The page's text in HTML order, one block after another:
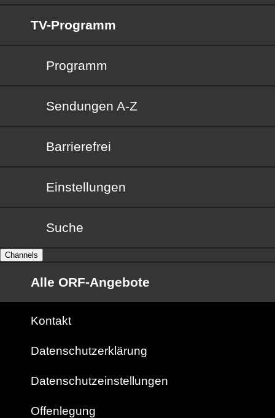
TV-Programm
Programm
Sendungen von A bis Z
Sendungen A-Z
Barrierefrei
Barrierefrei
Einstellungen
Suche
Channels
Alle ORF-Angebote
Kontakt
Datenschutzerklärung
Datenschutzeinstellungen
Offenlegung